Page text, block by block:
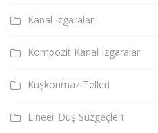
Kanal Izgaraları
Kompozit Kanal Izgaralar
Kuşkonmaz Telleri
Lineer Duş Süzgeçleri